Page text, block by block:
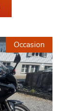
Occasion